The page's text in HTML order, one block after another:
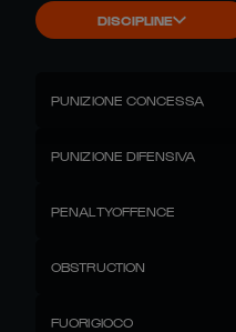
DISCIPLINE
PUNIZIONE CONCESSA
PUNIZIONE DIFENSIVA
PENALTYOFFENCE
OBSTRUCTION
FUORIGIOCO